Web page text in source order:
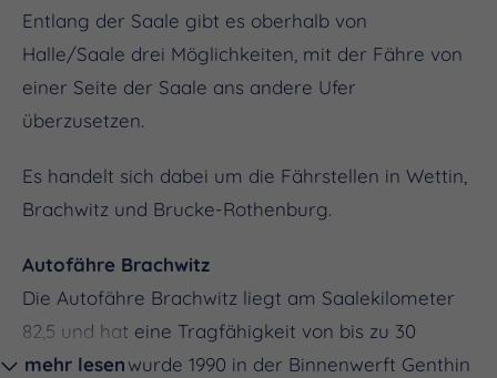
Entlang der Saale gibt es oberhalb von
Halle/Saale drei Möglichkeiten, mit der Fähre von
einer Seite der Saale ans andere Ufer
überzusetzen.
Es handelt sich dabei um die Fährstellen in Wettin,
Brachwitz und Brucke-Rothenburg.
Autofähre Brachwitz
Die Autofähre Brachwitz liegt am Saalekilometer
82,5 und hat eine Tragfähigkeit von bis zu 30
Tonnen. Sie wurde 1990 in der Binnenwerft Genthin
mehr lesen